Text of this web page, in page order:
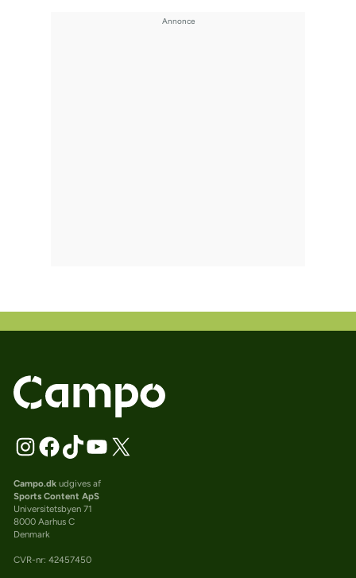
Campo.dkudgives af
Sports Content ApS
Universitetsbyen 71
8000 Aarhus C
Denmark
CVR-nr: 42457450